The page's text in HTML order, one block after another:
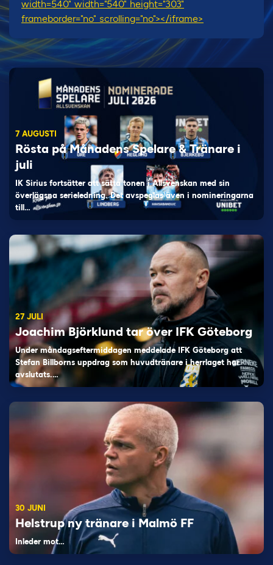
width=540" width="540" height="303"
frameborder="no" scrolling="no"></iframe>
7 AUGUSTI
Rösta på Månadens Spelare & Tränare i
juli
IK Sirius fortsätter att sätta tonen i Allsvenskan med sin
överlägsna serieledning. Det avspeglas även i nomineringarna
till…
27 JULI
Joachim Björklund tar över IFK Göteborg
Under måndagseftermiddagen meddelade IFK Göteborg att
Stefan Billborns uppdrag som huvudtränare i herrlaget har
avslutats.…
30 JUNI
Helstrup ny tränare i Malmö FF
Inleder mot…